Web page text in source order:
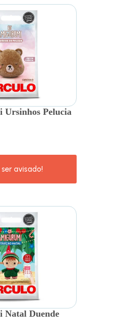
Pelucia
Duende